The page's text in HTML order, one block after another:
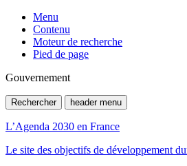
Menu
Contenu
Moteur de recherche
Pied de page
Gouvernement
Rechercher header menu
L’Agenda 2030 en France
Le site des objectifs de développement